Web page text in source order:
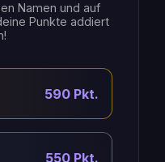
Namen und auf
Punkte addiert
590 Pkt.
550 Pkt.